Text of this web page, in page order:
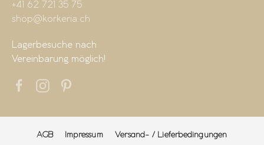
+41 62 721 35 75
shop@korkeria.ch
Lagerbesuche nach
Vereinbarung möglich!
AGB Impressum Versand- / Lieferbedingungen